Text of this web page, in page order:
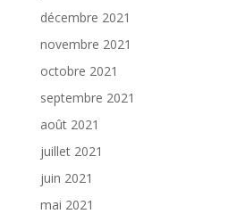
décembre 2021
novembre 2021
octobre 2021
septembre 2021
août 2021
juillet 2021
juin 2021
mai 2021